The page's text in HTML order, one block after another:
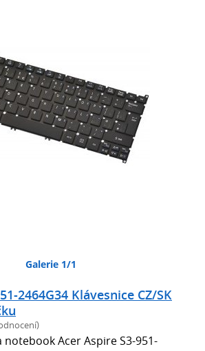
Galerie 1/1
2464G34 Klávesnice CZ/SK
notebook Acer Aspire S3-951-